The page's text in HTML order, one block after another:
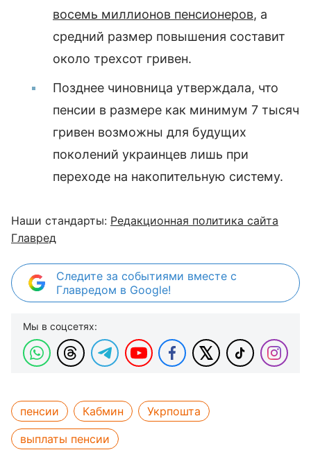
восемь миллионов пенсионеров, а
средний размер повышения составит
около трехсот гривен.
Позднее чиновница утверждала, что
пенсии в размере как минимум 7 тысяч
гривен возможны для будущих
поколений украинцев лишь при
переходе на накопительную систему.
Наши стандарты: Редакционная политика сайта
Главред
Следите за событиями вместе с
Главредом в Google!
Мы в соцсетях:
пенсии Кабмин
Укрпошта
выплаты пенсии